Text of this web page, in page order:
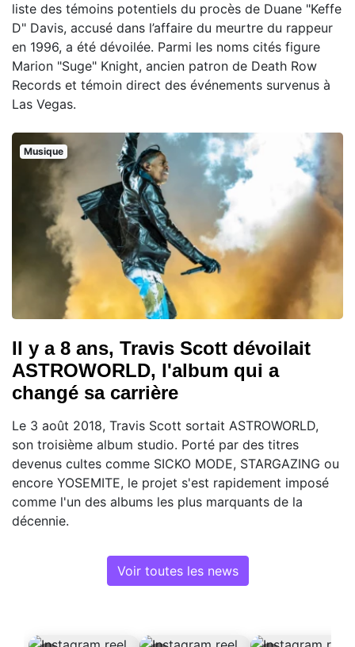
liste des témoins potentiels du procès de Duane "Keffe
D" Davis, accusé dans l’affaire du meurtre du rappeur
en 1996, a été dévoilée. Parmi les noms cités figure
Marion "Suge" Knight, ancien patron de Death Row
Records et témoin direct des événements survenus à
Las Vegas.
Musique
Il y a 8 ans, Travis Scott dévoilait
ASTROWORLD, l'album qui a
changé sa carrière
Le 3 août 2018, Travis Scott sortait ASTROWORLD,
son troisième album studio. Porté par des titres
devenus cultes comme SICKO MODE, STARGAZING ou
encore YOSEMITE, le projet s'est rapidement imposé
comme l'un des albums les plus marquants de la
décennie.
Voir toutes les news